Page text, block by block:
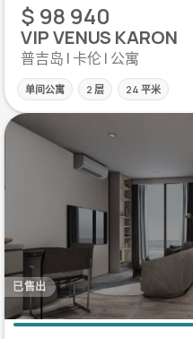
$ 98 940
VIP VENUS KARON
普吉岛 | 卡伦 | 公寓
单间公寓 2 层 24 平米
已售出